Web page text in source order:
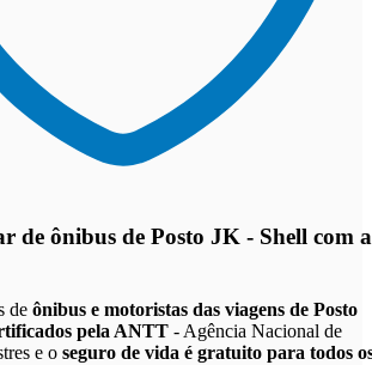
de ônibus de Posto JK - Shell com a
de ônibus e motoristas das viagens de Posto
pela ANTT - Agência Nacional de
e o seguro de vida é gratuito para todos